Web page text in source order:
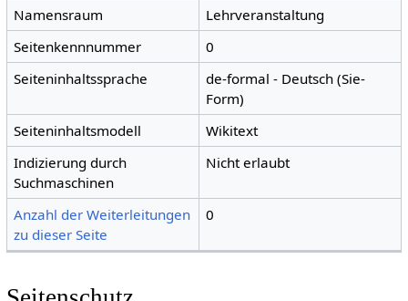
Namensraum
Lehrveranstaltung
Seitenkennnummer
0
Seiteninhaltssprache
de-formal - Deutsch (Sie-
Form)
Seiteninhaltsmodell
Wikitext
Indizierung durch
Suchmaschinen
Nicht erlaubt
Anzahl der Weiterleitungen
zu dieser Seite
0